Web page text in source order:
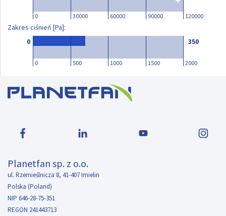
0 30000 60000 90000 120000
Zakres ciśnień [Pa]:
0
0 500 1000 1500 2000
350
Planetfan sp. z o.o.
ul. Rzemieślnicza 8, 41-407 Imielin
Polska (Poland)
NIP 646-28-75-351
REGON 241443713